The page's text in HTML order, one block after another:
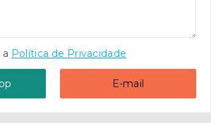
Política de Privacidade
E-mail